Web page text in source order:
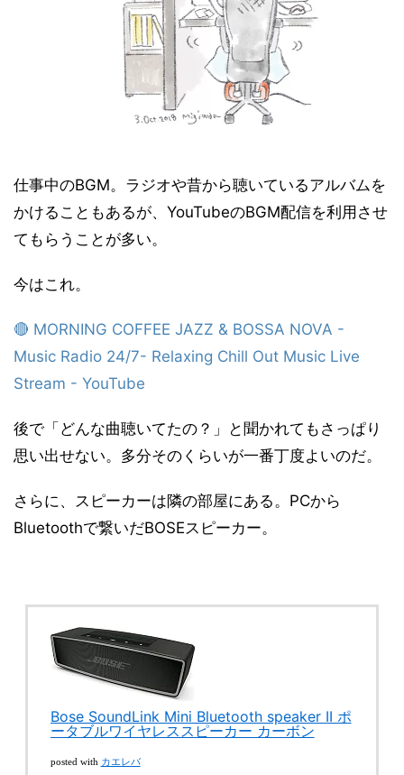
仕事中のBGM。ラジオや昔から聴いているアルバムを
かけることもあるが、YouTubeのBGM配信を利用させ
てもらうことが多い。
今はこれ。
🔴 MORNING COFFEE JAZZ & BOSSA NOVA -
Music Radio 24/7- Relaxing Chill Out Music Live
Stream - YouTube
後で「どんな曲聴いてたの？」と聞かれてもさっぱり
思い出せない。多分そのくらいが一番丁度よいのだ。
さらに、スピーカーは隣の部屋にある。PCから
Bluetoothで繋いだBOSEスピーカー。
Bose SoundLink Mini Bluetooth speaker II ポ
ータブルワイヤレススピーカー カーボン
posted with カエレバ